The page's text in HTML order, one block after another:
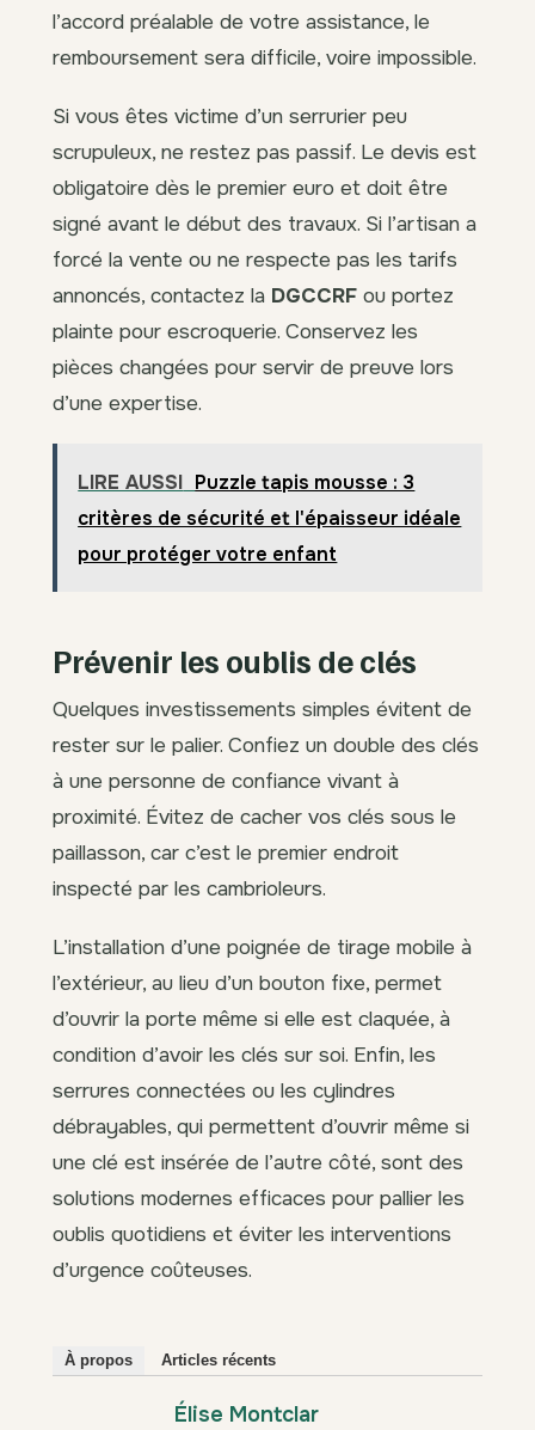
l’accord préalable de votre assistance, le
remboursement sera difficile, voire impossible.
Si vous êtes victime d’un serrurier peu
scrupuleux, ne restez pas passif. Le devis est
obligatoire dès le premier euro et doit être
signé avant le début des travaux. Si l’artisan a
forcé la vente ou ne respecte pas les tarifs
annoncés, contactez la DGCCRF ou portez
plainte pour escroquerie. Conservez les
pièces changées pour servir de preuve lors
d’une expertise.
LIRE AUSSI Puzzle tapis mousse : 3
critères de sécurité et l'épaisseur idéale
pour protéger votre enfant
Prévenir les oublis de clés
Quelques investissements simples évitent de
rester sur le palier. Confiez un double des clés
à une personne de confiance vivant à
proximité. Évitez de cacher vos clés sous le
paillasson, car c’est le premier endroit
inspecté par les cambrioleurs.
L’installation d’une poignée de tirage mobile à
l’extérieur, au lieu d’un bouton fixe, permet
d’ouvrir la porte même si elle est claquée, à
condition d’avoir les clés sur soi. Enfin, les
serrures connectées ou les cylindres
débrayables, qui permettent d’ouvrir même si
une clé est insérée de l’autre côté, sont des
solutions modernes efficaces pour pallier les
oublis quotidiens et éviter les interventions
d’urgence coûteuses.
À propos Articles récents
Élise Montclar